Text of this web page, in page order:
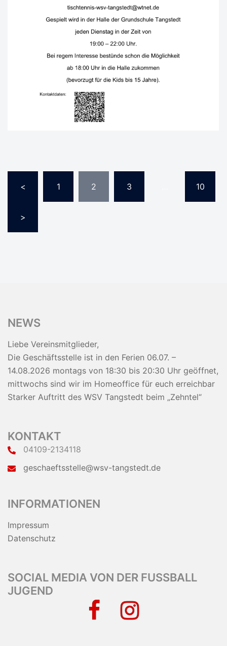
der
Beiträge
< 1 2 3 10
>
NEWS
Liebe Vereinsmitglieder,
Die Geschäftsstelle ist in den Ferien 06.07. –
14.08.2026 montags von 18:30 bis 20:30 Uhr geöffnet,
mittwochs sind wir im Homeoffice für euch erreichbar
Starker Auftritt des WSV Tangstedt beim „Zehntel“
KONTAKT
04109-2134118
geschaeftsstelle@wsv-tangstedt.de
INFORMATIONEN
Impressum
Datenschutz
SOCIAL MEDIA VON DER FUSSBALL J
UGEND
facebook instagram